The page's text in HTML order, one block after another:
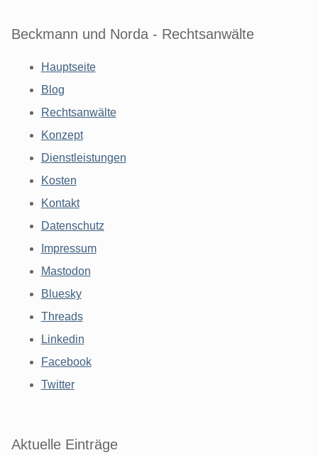
Beckmann und Norda - Rechtsanwälte
Hauptseite
Blog
Rechtsanwälte
Konzept
Dienstleistungen
Kosten
Kontakt
Datenschutz
Impressum
Mastodon
Bluesky
Threads
Linkedin
Facebook
Twitter
Aktuelle Einträge